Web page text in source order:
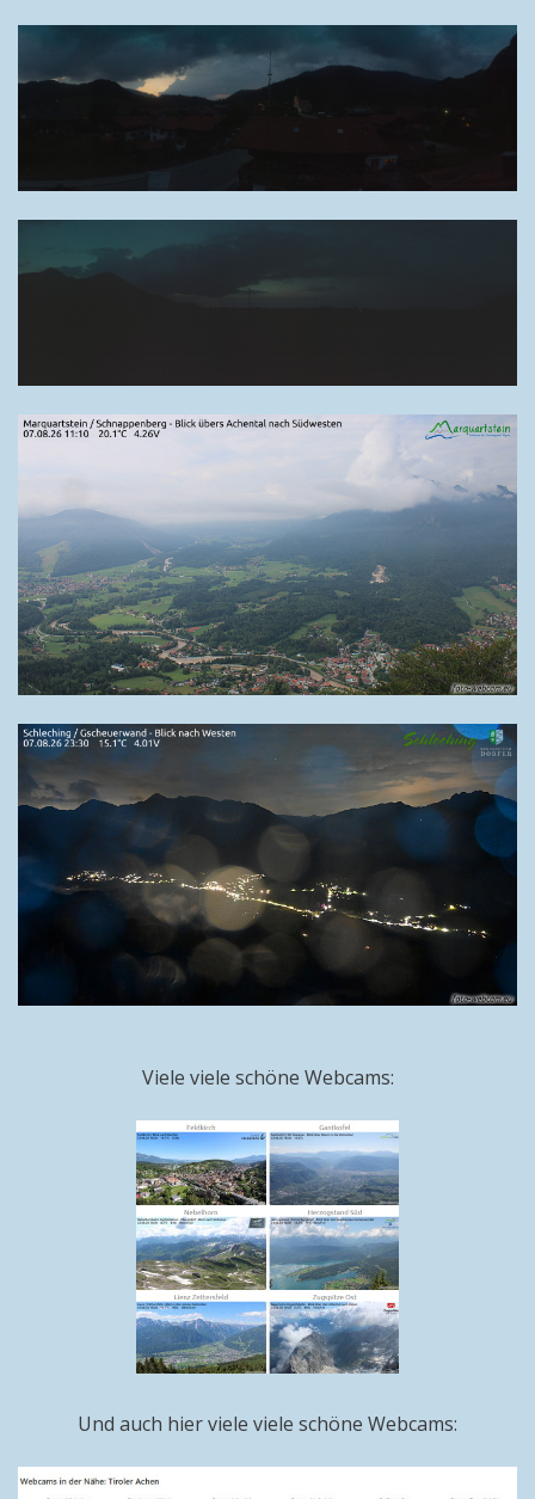
Viele viele schöne Webcams:
Und auch hier viele viele schöne Webcams: